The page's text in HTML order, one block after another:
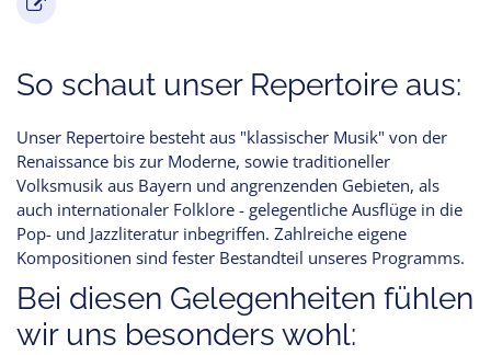
So schaut unser Repertoire aus:
Unser Repertoire besteht aus "klassischer Musik" von der
Renaissance bis zur Moderne, sowie traditioneller
Volksmusik aus Bayern und angrenzenden Gebieten, als
auch internationaler Folklore - gelegentliche Ausflüge in die
Pop- und Jazzliteratur inbegriffen. Zahlreiche eigene
Kompositionen sind fester Bestandteil unseres Programms.
Bei diesen Gelegenheiten fühlen
wir uns besonders wohl: